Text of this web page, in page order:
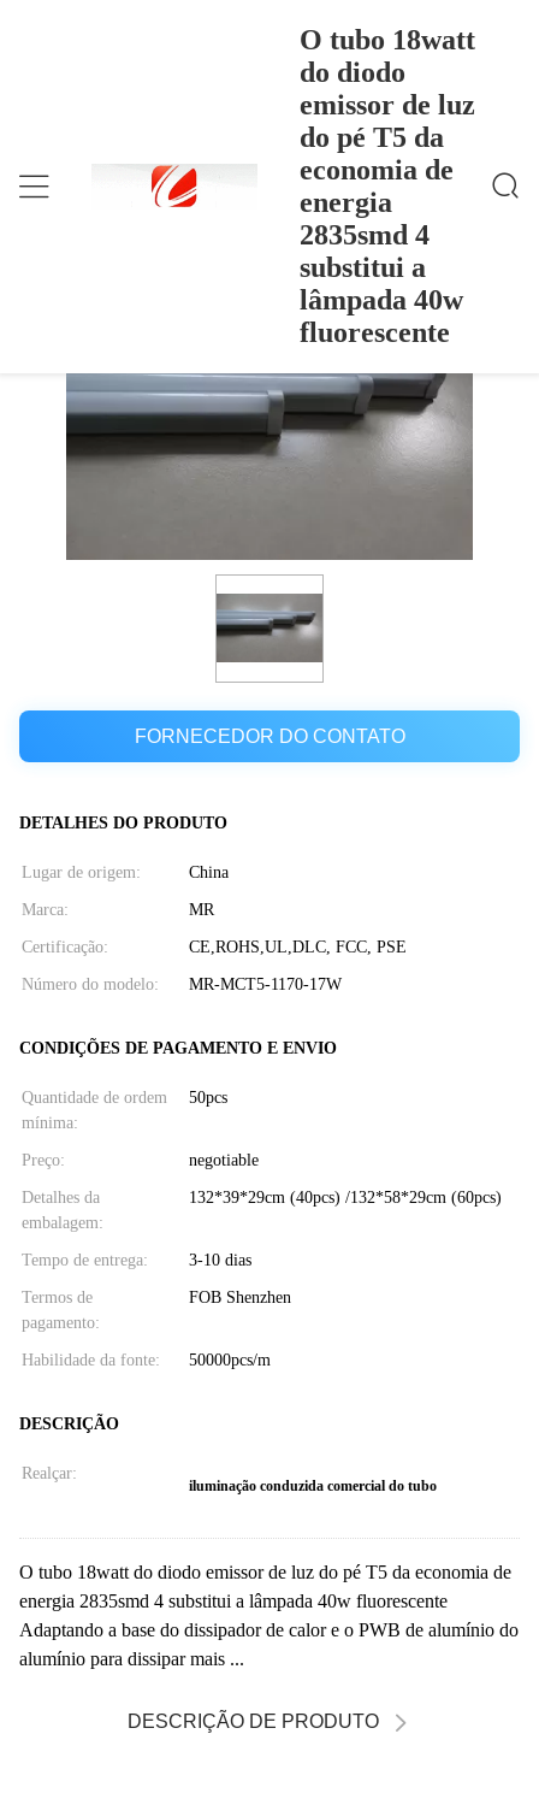
O tubo 18watt
do diodo
emissor de luz
do pé T5 da
economia de
energia
2835smd 4
substitui a
lâmpada 40w
fluorescente
O Tubo 18watt Do Diodo Emissor De Luz Do Pé T5
O tubo 18watt do diodo emissor de luz
do pé T5 da economia de energia
2835smd 4 substitui a lâmpada 40w
FORNECEDOR DO CONTATO
DETALHES DO PRODUTO
Lugar de origem: China
Marca: MR
Certificação: CE,ROHS,UL,DLC, FCC, PSE
Número do modelo: MR-MCT5-1170-17W
CONDIÇÕES DE PAGAMENTO E ENVIO
Quantidade de ordem
mínima:
50pcs
Preço: negotiable
Detalhes da
embalagem:
132*39*29cm (40pcs) /132*58*29cm (60pcs)
Tempo de entrega: 3-10 dias
Termos de
pagamento:
FOB Shenzhen
Habilidade da fonte: 50000pcs/m
DESCRIÇÃO
Realçar:
iluminação conduzida comercial do tubo
O tubo 18watt do diodo emissor de luz do pé T5 da economia de
energia 2835smd 4 substitui a lâmpada 40w fluorescente
Adaptando a base do dissipador de calor e o PWB de alumínio do
alumínio para dissipar mais ...
DESCRIÇÃO DE PRODUTO